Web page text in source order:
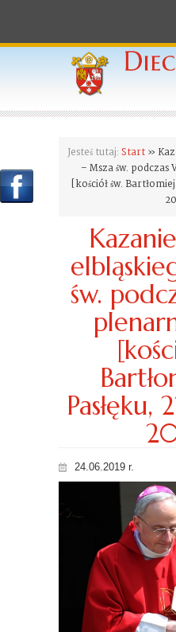
Jesteś tutaj: Start »
– Msza św. podczas
[kościół św.
św.
Pasłęku,
24.06.2019 r.